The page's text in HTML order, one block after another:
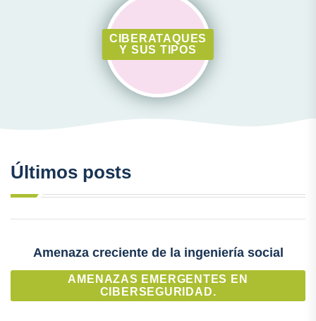
CIBERATAQUES
Y SUS TIPOS
Últimos posts
Amenaza creciente de la ingeniería social
AMENAZAS EMERGENTES EN
CIBERSEGURIDAD.